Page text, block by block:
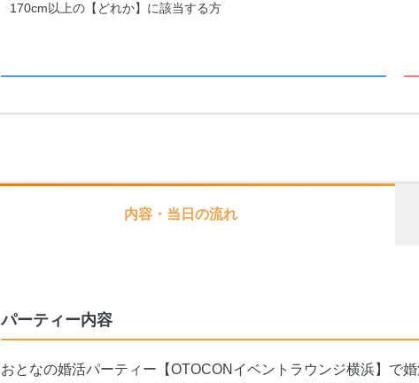
170cm以上の【どれか】に該当する方
内容・当日の流れ
パーティー内容
おとなの婚活パーティー【OTOCONイベントラウンジ横浜】で